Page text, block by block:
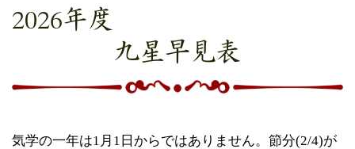
2026年度
九星早見表
気学の一年は1月1日からではありません。節分(2/4)が